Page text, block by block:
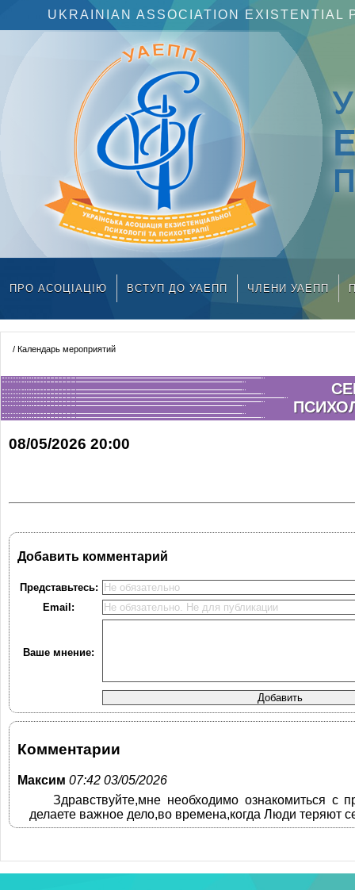
UKRAINIAN ASSOCIATION EXISTENTIAL
ПРО АСОЦІАЦІЮ ВСТУП ДО УАЕПП ЧЛЕНИ УАЕПП
/ Календарь мероприятий
08/05/2026 20:00
Добавить комментарий
Представьтесь:
Email:
Ваше мнение:
Комментарии
Максим 07:42 03/05/2026
Здравствуйте,мне необходимо ознакомиться с
делаете важное дело,во времена,когда Люди теряют